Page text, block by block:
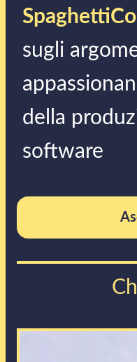
sugli
della
software